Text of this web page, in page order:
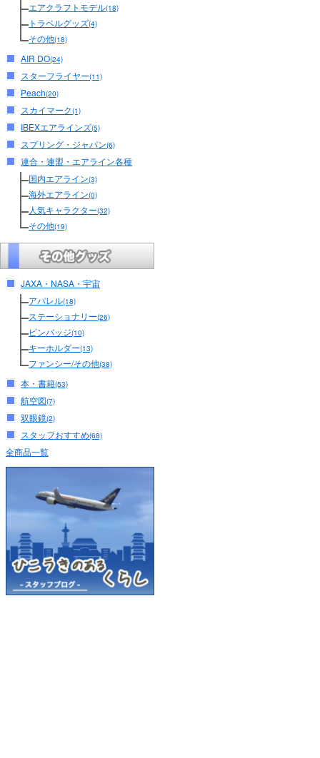
エアクラフトモデル(18)
トラベルグッズ(4)
その他(18)
AIR DO(24)
スターフライヤー(11)
Peach(20)
スカイマーク(1)
IBEXエアラインズ(5)
スプリング・ジャパン(6)
連合・連盟・エアライン各種
国内エアライン(3)
海外エアライン(0)
人気キャラクター(32)
その他(19)
JAXA・NASA・宇宙
アパレル(18)
ステーショナリー(26)
ピンバッジ(10)
キーホルダー(13)
ファンシー/その他(38)
本・書籍(53)
航空図(7)
双眼鏡(2)
スタッフおすすめ(68)
全商品一覧